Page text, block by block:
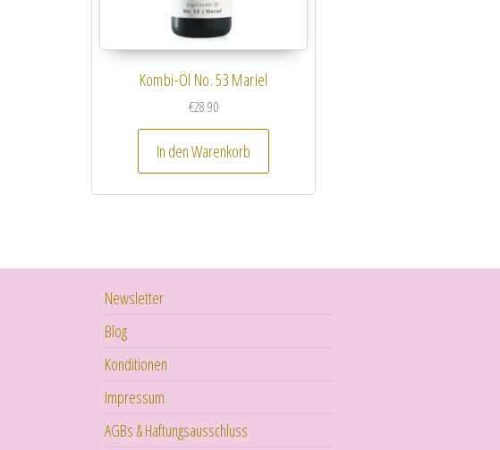
Kombi-Öl No. 53 Mariel
€28.90
In den Warenkorb
Newsletter
Blog
Konditionen
Impressum
AGBs & Haftungsausschluss